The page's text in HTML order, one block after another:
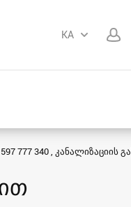
KA
597 777 340 , კანალიზაციის